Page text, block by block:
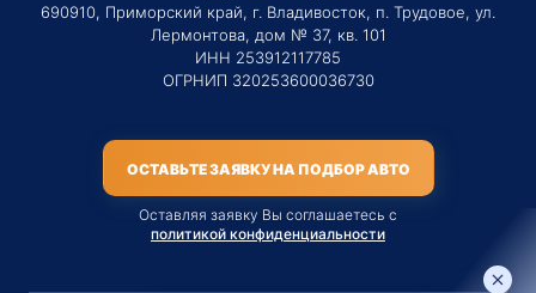
690910, Приморский край, г. Владивосток, п. Трудовое, ул.
Лермонтова, дом № 37, кв. 101
ИНН 253912117785
ОГРНИП 320253600036730
ОСТАВЬТЕ ЗАЯВКУ НА ПОДБОР АВТО
Оставляя заявку Вы соглашаетесь с
политикой конфиденциальности